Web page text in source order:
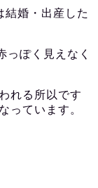
結婚・出産した
っぽく見えなく
れる所以です
っています。